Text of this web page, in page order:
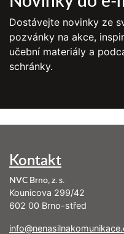
Dostávejte novinky ze
pozvánky na akce,
učební materiály a
schránky.
Kontakt
NVC Brno, z. s.
Kounicova 299/42
602 00 Brno-střed